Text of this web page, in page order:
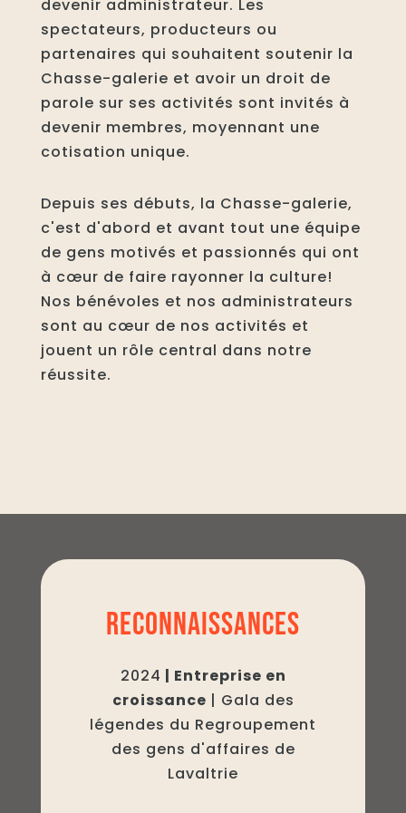
devenir administrateur. Les
spectateurs, producteurs ou
partenaires qui souhaitent soutenir la
Chasse-galerie et avoir un droit de
parole sur ses activités sont invités à
devenir membres, moyennant une
cotisation unique.
Depuis ses débuts, la Chasse-galerie,
c'est d'abord et avant tout une équipe
de gens motivés et passionnés qui ont
à cœur de faire rayonner la culture!
Nos bénévoles et nos administrateurs
sont au cœur de nos activités et
jouent un rôle central dans notre
réussite.
RECONNAISSANCES
2024 | Entreprise en
croissance | Gala des
légendes du Regroupement
des gens d'affaires de
Lavaltrie